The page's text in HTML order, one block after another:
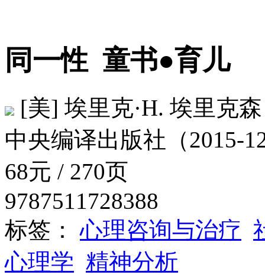
同一性 童书●育儿
[美] 埃里克·H. 埃里克
中央编译出版社（2015-
68元 / 270页
9787511728388
标签：心理咨询与治疗
心理学 精神分析